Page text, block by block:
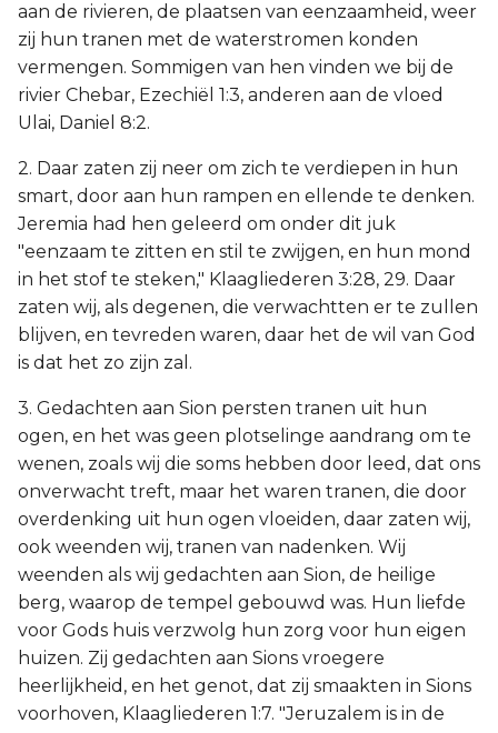
aan de rivieren, de plaatsen van eenzaamheid, weer
zij hun tranen met de waterstromen konden
vermengen. Sommigen van hen vinden we bij de
rivier Chebar, Ezechiël 1:3, anderen aan de vloed
Ulai, Daniel 8:2.
2. Daar zaten zij neer om zich te verdiepen in hun
smart, door aan hun rampen en ellende te denken.
Jeremia had hen geleerd om onder dit juk
"eenzaam te zitten en stil te zwijgen, en hun mond
in het stof te steken," Klaagliederen 3:28, 29. Daar
zaten wij, als degenen, die verwachtten er te zullen
blijven, en tevreden waren, daar het de wil van God
is dat het zo zijn zal.
3. Gedachten aan Sion persten tranen uit hun
ogen, en het was geen plotselinge aandrang om te
wenen, zoals wij die soms hebben door leed, dat ons
onverwacht treft, maar het waren tranen, die door
overdenking uit hun ogen vloeiden, daar zaten wij,
ook weenden wij, tranen van nadenken. Wij
weenden als wij gedachten aan Sion, de heilige
berg, waarop de tempel gebouwd was. Hun liefde
voor Gods huis verzwolg hun zorg voor hun eigen
huizen. Zij gedachten aan Sions vroegere
heerlijkheid, en het genot, dat zij smaakten in Sions
voorhoven, Klaagliederen 1:7. "Jeruzalem is in de